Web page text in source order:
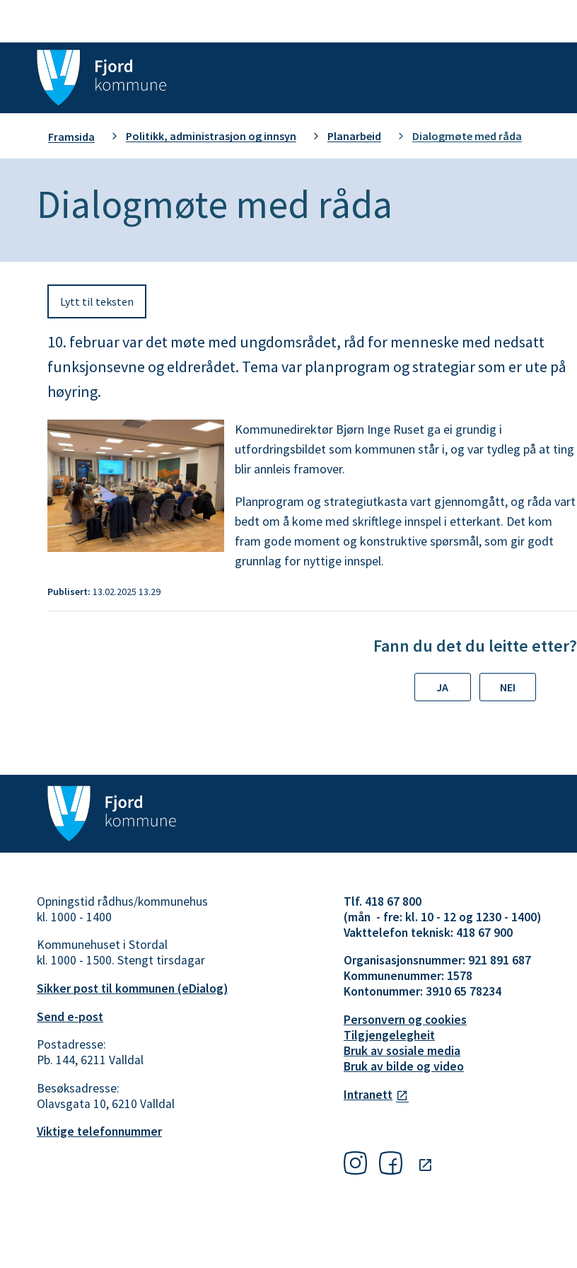
j
o
r
d
k
o
u
n
e
D
Framsida Politikk, administrasjon og innsyn Planarbeid Dialogmøte med råda
Dialogmøte med råda
Lytt til teksten
10. februar var det møte med ungdomsrådet, råd for menneske med nedsatt
funksjonsevne og eldrerådet. Tema var planprogram og strategiar som er ute på
høyring.
Kommunedirektør Bjørn Inge Ruset ga ei grundig i
utfordringsbildet som kommunen står i, og var tydleg på at ting
blir annleis framover.
Planprogram og strategiutkasta vart gjennomgått, og råda vart
bedt om å kome med skriftlege innspel i etterkant. Det kom
fram gode moment og konstruktive spørsmål, som gir godt
grunnlag for nyttige innspel.
Publisert 13.02.2025 13.29
Fann du det du leitte etter?
JA NEI
Opningstid rådhus/kommunehus
kl. 1000 - 1400
Kommunehuset i Stordal
kl. 1000 - 1500. Stengt tirsdagar
Sikker post til kommunen (eDialog)
Send e-post
Postadresse:
Pb. 144, 6211 Valldal
Besøksadresse:
Olavsgata 10, 6210 Valldal
Viktige telefonnummer
Tlf. 418 67 800
(mån - fre: kl. 10 - 12 og 1230 - 1400)
Vakttelefon teknisk: 418 67 900
Organisasjonsnummer: 921 891 687
Kommunenummer: 1578
Kontonummer: 3910 65 78234
Personvern og cookies
Tilgjengelegheit
Bruk av sosiale media
Bruk av bilde og video
Intranett